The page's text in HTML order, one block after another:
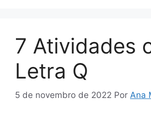
7 Atividades
Letra Q
5 de novembro de 2022 Por Ana